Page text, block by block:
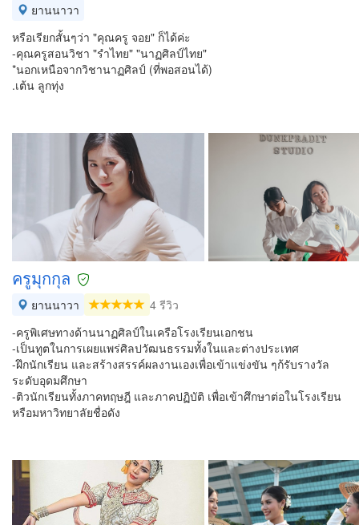
ยานนาวา
หรือเรียกสั้นๆว่า "คุณครู จอย" ก็ได้ค่ะ
-คุณครูสอนวิชา "รำไทย" "นาฏศิลป์ไทย"
*นอกเหนือจากวิชานาฏศิลป์ (ที่พอสอนได้)
.เต้น ลูกทุ่ง
ครูมุกกุล
ยานนาวา
4 รีวิว
-ครูพิเศษทางด้านนาฏศิลป์ในเครือโรงเรียนเอกชน
-เป็นทูตในการเผยแพร่ศิลปวัฒนธรรมทั้งในและต่างประเทศ
-ฝึกนักเรียน และสร้างสรรค์ผลงานเองเพื่อเข้าแข่งขัน ๆก้รับรางวัล
ระดับอุดมศึกษา
-ติวนักเรียนทั้งภาคทฤษฎี และภาคปฏิบัติ เพื่อเข้าศึกษาต่อในโรงเรียน
หรือมหาวิทยาลัยชื่อดัง